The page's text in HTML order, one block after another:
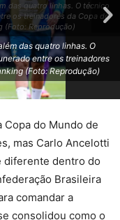
das quatro linhas. O técnico
os treinadores da Copa do
(Foto: Reprodução)
das quatro linhas. O
entre os treinadores
(Foto: Reprodução)
Copa do Mundo de
mas Carlo Ancelotti
diferente dentro do
Brasileira
comandar a
consolidou como o